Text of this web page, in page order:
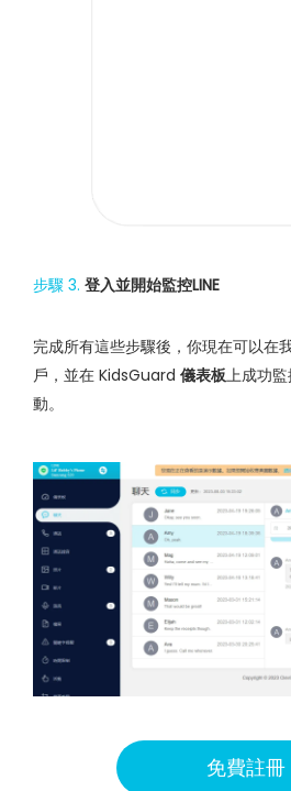
步驟 3. 登入並開始監控LINE
完成所有這些步驟後，你現在可以在
戶，並在 KidsGuard 儀表板上成功監
動。
免費註冊